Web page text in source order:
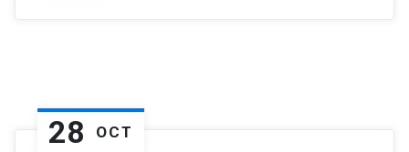
28 OCT